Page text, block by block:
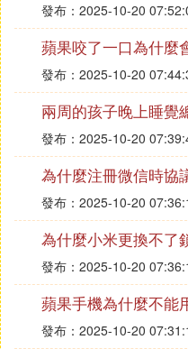
發布：2025-10-20
蘋果咬了一口為什麼
發布：2025-10-20
兩周的孩子晚上睡覺
發布：2025-10-20
為什麼注冊微信時協
發布：2025-10-20
為什麼小米更換不了
發布：2025-10-20
蘋果手機為什麼不能
發布：2025-10-20